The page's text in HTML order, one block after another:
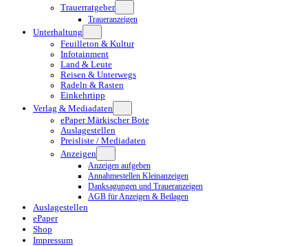
Trauerratgeber
Traueranzeigen
Unterhaltung
Feuilleton & Kultur
Infotainment
Land & Leute
Reisen & Unterwegs
Radeln & Rasten
Einkehrtipp
Verlag & Mediadaten
ePaper Märkischer Bote
Auslagestellen
Preisliste / Mediadaten
Anzeigen
Anzeigen aufgeben
Annahmestellen Kleinanzeigen
Danksagungen und Traueranzeigen
AGB für Anzeigen & Beilagen
Auslagestellen
ePaper
Shop
Impressum